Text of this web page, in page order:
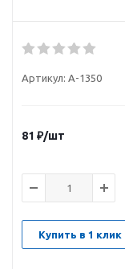
Артикул: А-1350
81 ₽/шт
Купить в 1 клик